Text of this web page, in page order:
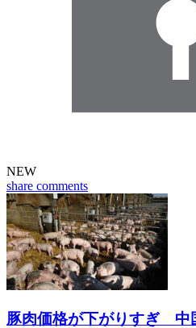
NEW
share comments
豚肉価格が下がりすぎ 中